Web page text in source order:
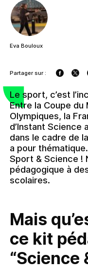
Eva Bouloux
Partager sur :
Le sport, c’est
Entre la Coupe du
Olympiques, la
d’Instant Science
dans le cadre de
a pour
Sport & Science !
pédagogique à
scolaires.
Mais
ce kit
“Science